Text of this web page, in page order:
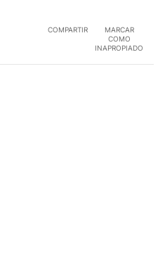
COMPARTIR
MARCAR
COMO
INAPROPIADO